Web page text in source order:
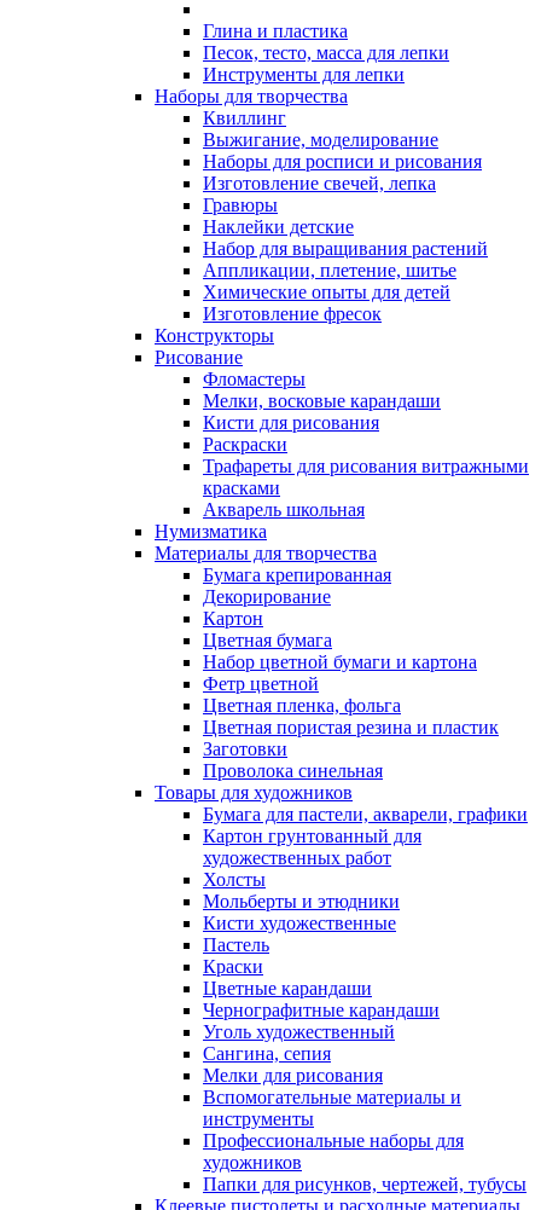
Глина и пластика
Песок, тесто, масса для лепки
Инструменты для лепки
Наборы для творчества
Квиллинг
Выжигание, моделирование
Наборы для росписи и рисования
Изготовление свечей, лепка
Гравюры
Наклейки детские
Набор для выращивания растений
Аппликации, плетение, шитье
Химические опыты для детей
Изготовление фресок
Конструкторы
Рисование
Фломастеры
Мелки, восковые карандаши
Кисти для рисования
Раскраски
Трафареты для рисования витражными
красками
Акварель школьная
Нумизматика
Материалы для творчества
Бумага крепированная
Декорирование
Картон
Цветная бумага
Набор цветной бумаги и картона
Фетр цветной
Цветная пленка, фольга
Цветная пористая резина и пластик
Заготовки
Проволока синельная
Товары для художников
Бумага для пастели, акварели, графики
Картон грунтованный для
художественных работ
Холсты
Мольберты и этюдники
Кисти художественные
Пастель
Краски
Цветные карандаши
Чернографитные карандаши
Уголь художественный
Сангина, сепия
Мелки для рисования
Вспомогательные материалы и
инструменты
Профессиональные наборы для
художников
Папки для рисунков, чертежей, тубусы